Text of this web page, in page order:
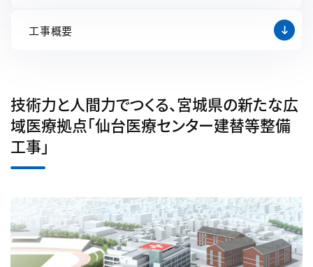
工事概要
技術力と人間力でつくる、宮城県の新たな広
域医療拠点「仙台医療センター建替等整備
工事」